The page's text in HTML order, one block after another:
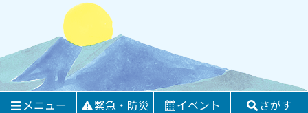
メニュー 緊急・防災 イベント さがす